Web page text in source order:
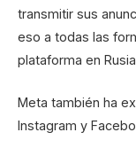
transmitir sus
eso a todas las
plataforma en
Meta también ha
Instagram y